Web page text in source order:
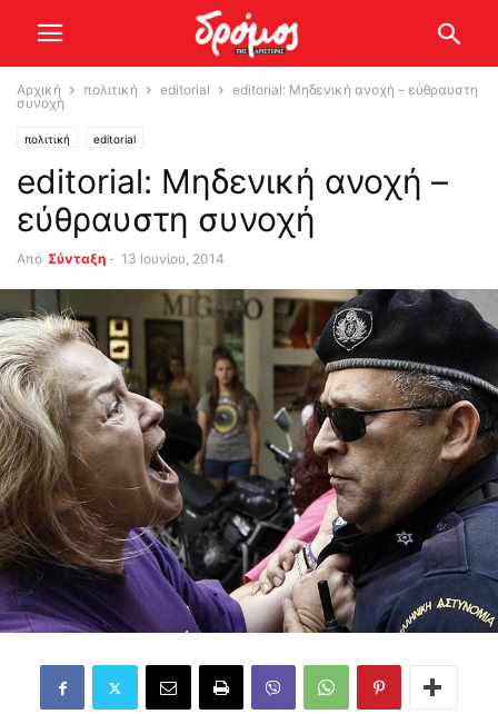
Αρχική πολιτική editorial
editorial: Μηδενική ανοχή – εύθραυστη
συνοχή
πολιτική editorial
editorial: Μηδενική ανοχή –
εύθραυστη συνοχή
Από Σύνταξη - 13 Ιουνίου, 2014